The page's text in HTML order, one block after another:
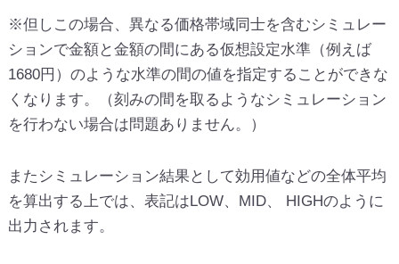
※但しこの場合、異なる価格帯域同士を含むシミュレー
ションで金額と金額の間にある仮想設定水準（例えば
1680円）のような水準の間の値を指定することができな
くなります。（刻みの間を取るようなシミュレーション
を行わない場合は問題ありません。）
またシミュレーション結果として効用値などの全体平均
を算出する上では、表記はLOW、MID、 HIGHのように
出力されます。